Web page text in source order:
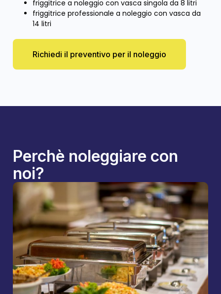
friggitrice a noleggio con vasca singola da 8 litri
friggitrice professionale a noleggio con vasca da
14 litri
Richiedi il preventivo per il noleggio
Perchè noleggiare con
noi?